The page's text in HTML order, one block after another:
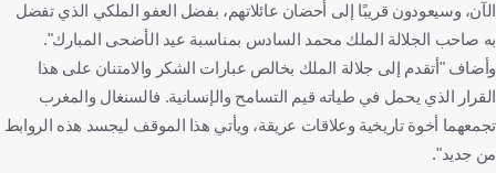
الآن، وسيعودون قريبًا إلى أحضان عائلاتهم، بفضل العفو الملكي الذي تفضل
به صاحب الجلالة الملك محمد السادس بمناسبة عيد الأضحى المبارك".
وأضاف "أتقدم إلى جلالة الملك بخالص عبارات الشكر والامتنان على هذا
القرار الذي يحمل في طياته قيم التسامح والإنسانية. فالسنغال والمغرب
تجمعهما أخوة تاريخية وعلاقات عريقة، ويأتي هذا الموقف ليجسد هذه الروابط
من جديد".